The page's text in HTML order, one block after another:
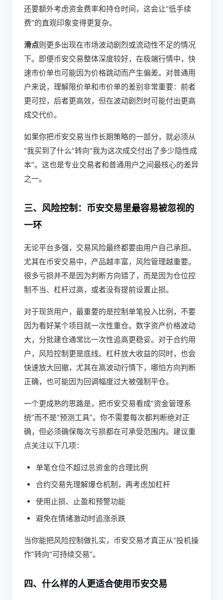
还要额外考虑资金费率和持仓时间，这会让“低手续
费”的直观印象变得更复杂。
滑点则更多出现在市场波动剧烈或流动性不足的情况
下。即便币安交易整体深度较好，在极端行情中，快
速市价单也可能因为价格跳动而产生偏差。对普通用
户来说，理解限价单和市价单的差别非常重要：前者
更可控，后者更高效，但在波动剧烈时可能付出更高
成交代价。
如果你把币安交易当作长期策略的一部分，就必须从
“我买到了什么”转向“我为这次成交付出了多少隐性成
本”。这也是专业交易者和普通用户之间最核心的差异
之一。
三、风险控制：币安交易里最容易被忽视的
一环
无论平台多强，交易风险最终都要由用户自己承担。
尤其在币安交易中，产品越丰富，风险管理越重要。
很多亏损并不是因为判断方向错了，而是因为仓位控
制不当、杠杆过高，或者没有提前设置止损。
对于现货用户，最重要的是控制单笔投入比例，不要
因为看好某个项目就一次性重仓。数字资产价格波动
大，分批建仓通常比一次性追高更稳妥。对于合约用
户，风险控制更是底线。杠杆放大收益的同时，也会
快速放大回撤，尤其在高波动行情下，哪怕方向判断
正确，也可能因为回调幅度过大被强制平仓。
一个更成熟的思路是，把币安交易看成“资金管理系
统”而不是“预测工具”。你不需要每次都判断绝对正
确，但必须确保每次亏损都在可承受范围内。建议重
点关注以下几项：
单笔仓位不超过总资金的合理比例
合约交易先理解爆仓机制，再考虑加杠杆
使用止损、止盈和预警功能
避免在情绪激动时追涨杀跌
当你能把风险控制做扎实，币安交易才真正从“投机操
作”转向“可持续交易”。
四、什么样的人更适合使用币安交易